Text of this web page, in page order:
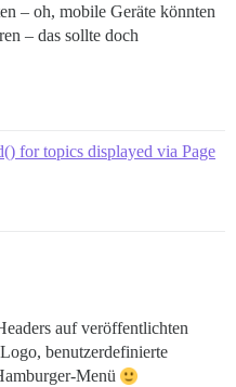
– oh, mobile Geräte könnten
– das sollte doch
for topics displayed via Page
auf veröffentlichten
benutzerdefinierte
Menü